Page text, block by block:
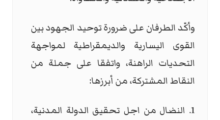
وأكّد الطرفان على ضرورة توحيد الجهود بين
القوى اليسارية والديمقراطية لمواجهة
التحديات الراهنة، واتفقا على جملة من
النقاط المشتركة، من أبرزها:
1. النضال من اجل تحقيق الدولة المدنية،